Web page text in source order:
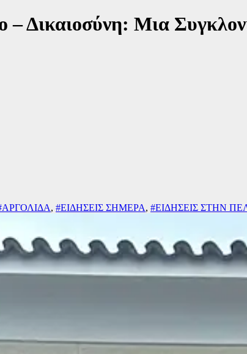
– Δικαιοσύνη: Μια
, #ΕΙΔΗΣΕΙΣ ΣΗΜΕΡΑ, #ΕΙΔΗΣΕΙΣ ΣΤΗΝ